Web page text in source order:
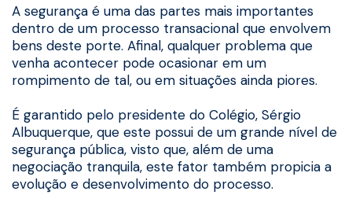
A segurança é uma das partes mais importantes
dentro de um processo transacional que envolvem
bens deste porte. Afinal, qualquer problema que
venha acontecer pode ocasionar em um
rompimento de tal, ou em situações ainda piores.
É garantido pelo presidente do Colégio, Sérgio
Albuquerque, que este possui de um grande nível de
segurança pública, visto que, além de uma
negociação tranquila, este fator também propicia a
evolução e desenvolvimento do processo.